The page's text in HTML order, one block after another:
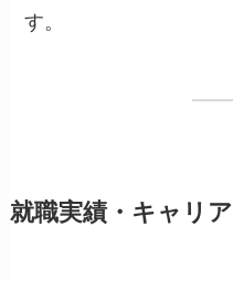
す。
就職実績・キャリア